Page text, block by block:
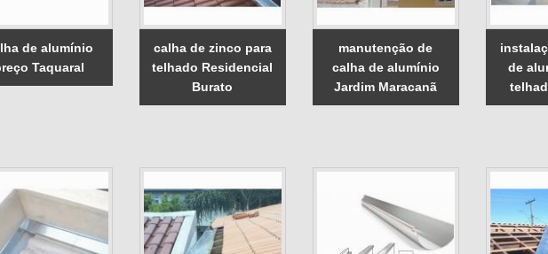
de alumínio
Taquaral
calha de zinco para
telhado Residencial
Burato
manutenção de
calha de alumínio
Jardim Maracanã
de